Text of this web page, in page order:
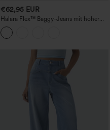
€62,95 EUR
Halara Flex™ Baggy-Jeans mit hoher
Taille und Taschen, stonewashed, lässig